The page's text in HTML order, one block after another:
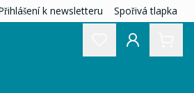
k newsletteru Spořivá tlapka